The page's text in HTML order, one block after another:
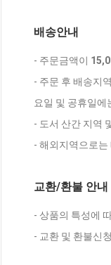
배송안내
- 주문금액이
- 주문 후 배송지
요일 및 공휴일에
- 도서 산간 지역
- 해외지역으로는
교환/환불 안내
- 상품의 특성에
- 교환 및 환불신